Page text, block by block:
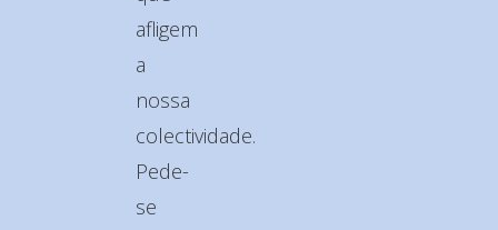
afligem
a
nossa
colectividade.
Pede-
se